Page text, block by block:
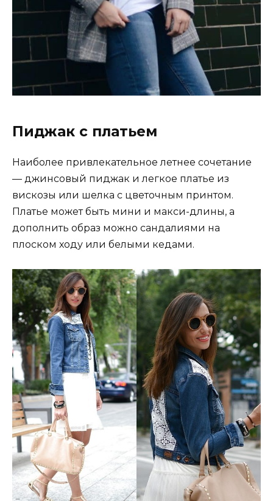
Пиджак с платьем
Наиболее привлекательное летнее сочетание
— джинсовый пиджак и легкое платье из
вискозы или шелка с цветочным принтом.
Платье может быть мини и макси-длины, а
дополнить образ можно сандалиями на
плоском ходу или белыми кедами.